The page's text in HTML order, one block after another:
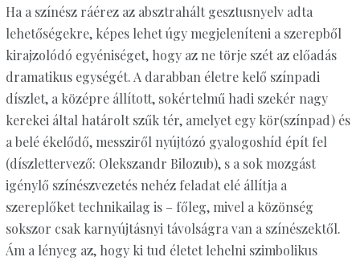
Ha a színész ráérez az absztrahált gesztusnyelv adta
lehetőségekre, képes lehet úgy megjeleníteni a szerepből
kirajzolódó egyéniséget, hogy az ne törje szét az előadás
dramatikus egységét. A darabban életre kelő színpadi
díszlet, a középre állított, sokértelmű hadi szekér nagy
kerekei által határolt szűk tér, amelyet egy kör(színpad) és
a belé ékelődő, messziről nyújtózó gyalogoshíd épít fel
(díszlettervező: Olekszandr Bilozub), s a sok mozgást
igénylő színészvezetés nehéz feladat elé állítja a
szereplőket technikailag is – főleg, mivel a közönség
sokszor csak karnyújtásnyi távolságra van a színészektől.
Ám a lényeg az, hogy ki tud életet lehelni szimbolikus